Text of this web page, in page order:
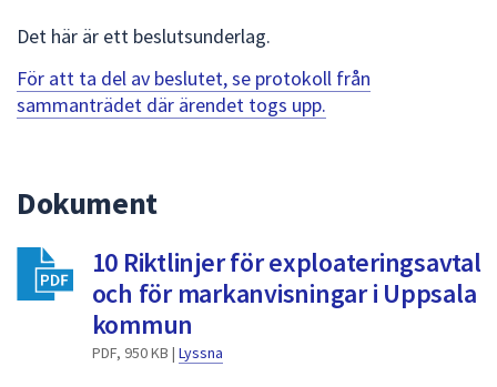
att
navigera
mellan
välja
något
Det här är ett beslutsunderlag.
För att ta del av beslutet, se protokoll från
sammanträdet där ärendet togs upp.
Dokument
10 Riktlinjer för exploateringsavtal
och för markanvisningar i Uppsala
kommun
PDF, 950 KB | Lyssna